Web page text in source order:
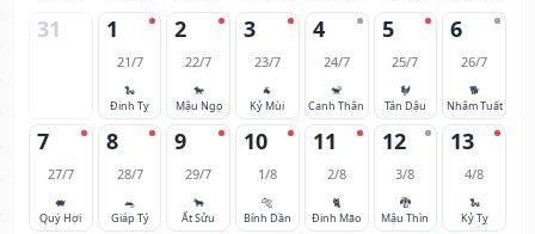
31 1
21/7
🐍
Đinh Tỵ
2
22/7
🐎
Mậu Ngọ
3
23/7
🐐
Kỷ Mùi
4
24/7
🐒
Canh Thân
5
25/7
🐓
Tân Dậu
6
26/7
🐕
Nhâm Tuất
7
27/7
🐖
Quý Hợi
8
28/7
🐀
Giáp Tý
9
29/7
🐂
Ất Sửu
10
1/8
🐅
Bính Dần
11
2/8
🐈
Đinh Mão
12
3/8
🐉
Mậu Thìn
13
4/8
🐍
Kỷ Tỵ